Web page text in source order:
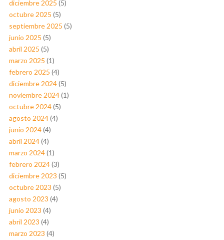
diciembre 2025 (5)
octubre 2025 (5)
septiembre 2025 (5)
junio 2025 (5)
abril 2025 (5)
marzo 2025 (1)
febrero 2025 (4)
diciembre 2024(5)
noviembre 2024(1)
octubre 2024(5)
agosto 2024(4)
junio 2024(4)
abril 2024(4)
marzo 2024(1)
febrero 2024(3)
diciembre 2023 (5)
octubre 2023 (5)
agosto 2023 (4)
junio 2023 (4)
abril 2023 (4)
marzo 2023 (4)